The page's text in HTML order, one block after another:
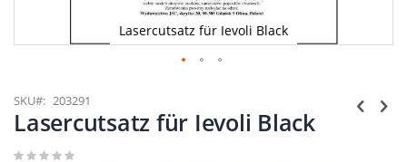
Lasercutsatz für Ievoli Black
Anfang
der
Bildgalerie
SKU 203291
Lasercutsatz für Ievoli Black